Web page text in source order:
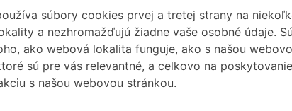
súbory cookies prvej a tretej strany na
a nezhromažďujú žiadne vaše osobné údaje.
ako webová lokalita funguje, ako s našou
sú pre vás relevantné, a celkovo na
s našou webovou stránkou.